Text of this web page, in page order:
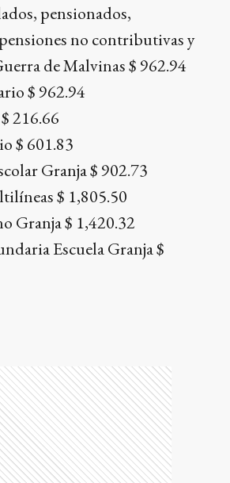
pensionados,
no contributivas y
de Malvinas $ 962.94
$ 962.94
216.66
$ 601.83
Granja $ 902.73
$ 1,805.50
Granja $ 1,420.32
Escuela Granja $